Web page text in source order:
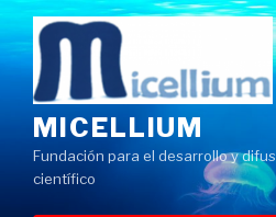
Saltar
al
contenido
MICELLIUM
Fundación para el desarrollo y
científico